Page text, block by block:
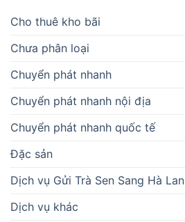
Cho thuê kho bãi
Chưa phân loại
Chuyển phát nhanh
Chuyển phát nhanh nội địa
Chuyển phát nhanh quốc tế
Đặc sản
Dịch vụ Gửi Trà Sen Sang Hà Lan
Dịch vụ khác